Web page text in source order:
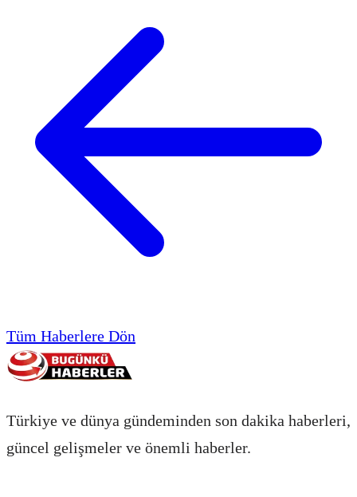
Tüm Haberlere Dön
Türkiye ve dünya gündeminden son dakika haberleri,
güncel gelişmeler ve önemli haberler.